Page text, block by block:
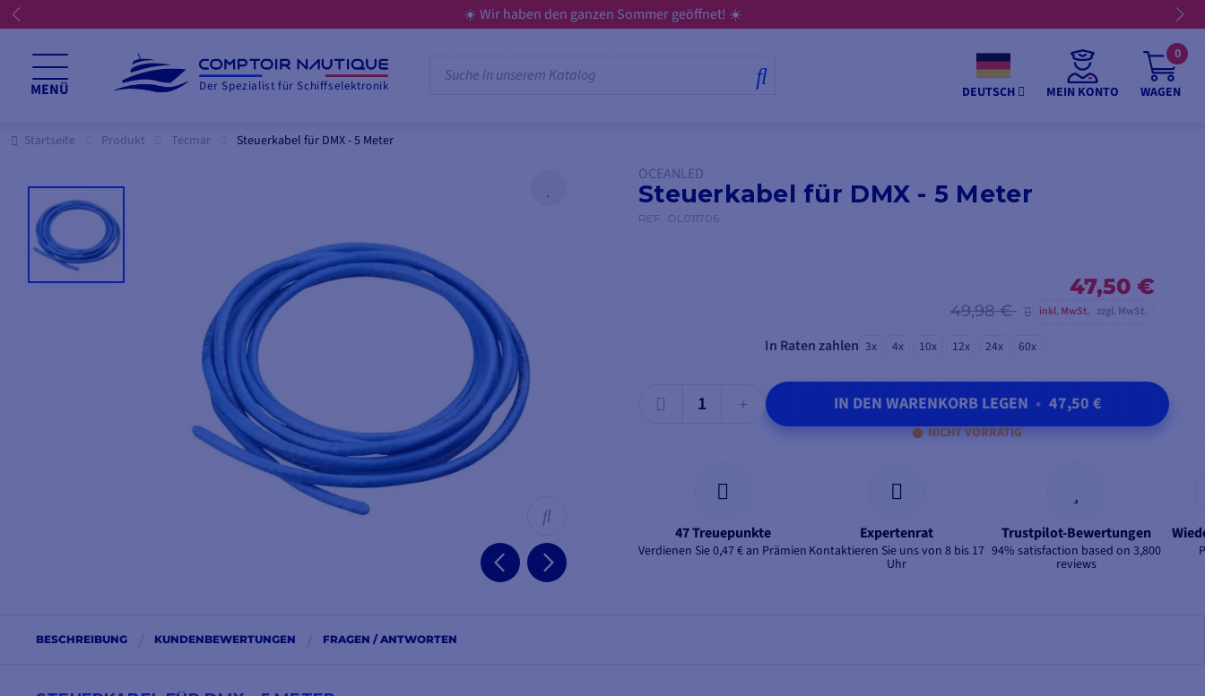
☀️ Wir haben den ganzen Sommer geöffnet! ☀️
MENÜ Der Spezialist für Schiffselektronik DEUTSCH MEIN KONTO WAGEN
0
Startseite Produkt Tecmar Steuerkabel für DMX - 5 Meter
OCEANLED
Steuerkabel für DMX - 5 Meter
REF. OL011706
47,50 €
49,98 € inkl. MwSt. zzgl. MwSt.
In Raten zahlen 3x 4x 10x 12x 24x 60x
IN DEN WARENKORB LEGEN • 47,50 €
NICHT VORRÄTIG
47 Treuepunkte
Verdienen Sie 0,47 € an Prämien
Expertenrat
Kontaktieren Sie uns von 8 bis 17
Uhr
Trustpilot-Bewertungen
94% satisfaction based on 3,800
reviews
BESCHREIBUNG KUNDENBEWERTUNGEN FRAGEN / ANTWORTEN